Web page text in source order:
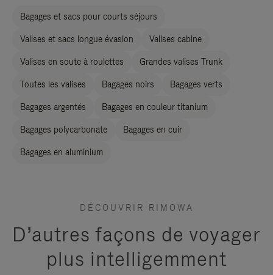
Bagages et sacs pour courts séjours
Valises et sacs longue évasion Valises cabine
Valises en soute à roulettes Grandes valises Trunk
Toutes les valises Bagages noirs Bagages verts
Bagages argentés Bagages en couleur titanium
Bagages polycarbonate Bagages en cuir
Bagages en aluminium
DÉCOUVRIR RIMOWA
D’autres façons de voyager
plus intelligemment